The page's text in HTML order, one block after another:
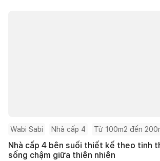
Wabi Sabi Nhà cấp 4 Từ 100m2 đến
Nhà cấp 4 bên suối thiết kế theo tinh
sống chậm giữa thiên nhiên